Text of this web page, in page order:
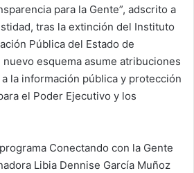
para la Gente”, adscrito a
tras la extinción del Instituto
Pública del Estado de
nuevo esquema asume atribuciones
la información pública y protección
el Poder Ejecutivo y los
Conectando con la Gente
Libia Dennise García Muñoz